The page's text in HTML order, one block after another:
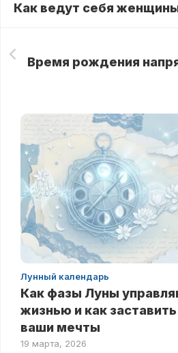
Лунный календарь
Как фазы Луны
жизнью и как
ваши мечты
19 марта, 2026